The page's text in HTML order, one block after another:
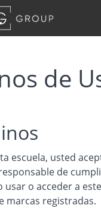
de
escuela, usted
de
o acceder a
marcas registradas.